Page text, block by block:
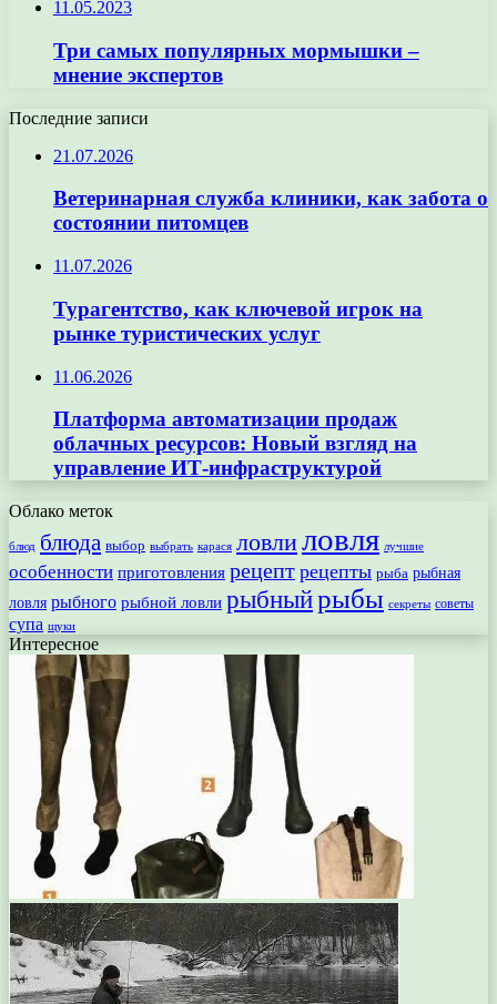
11.05.2023
Три самых популярных мормышки –
мнение экспертов
Последние записи
21.07.2026
Ветеринарная служба клиники, как забота о
состоянии питомцев
11.07.2026
Турагентство, как ключевой игрок на
рынке туристических услуг
11.06.2026
Платформа автоматизации продаж
облачных ресурсов: Новый взгляд на
управление ИТ-инфраструктурой
Облако меток
блюд блюда выбор выбрать карася ловлиловля лучшие
особенности приготовления рецепт рецепты рыба рыбная
ловля рыбного рыбной ловли рыбныйрыбы секреты советы
супа щуки
Интересное